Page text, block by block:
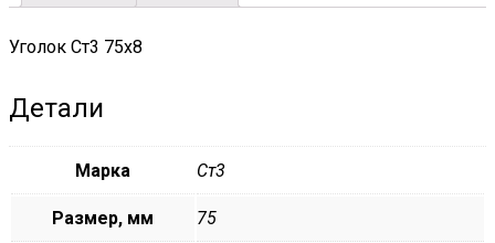
Уголок Ст3 75х8
Детали
Марка Ст3
Размер, мм 75